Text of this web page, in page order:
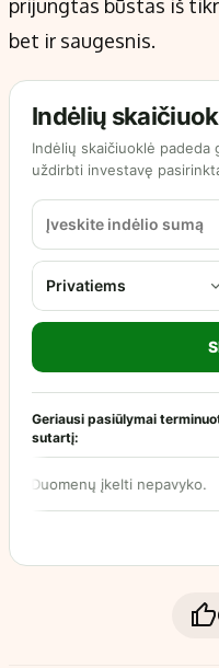
prijungtas būstas iš
bet ir saugesnis.